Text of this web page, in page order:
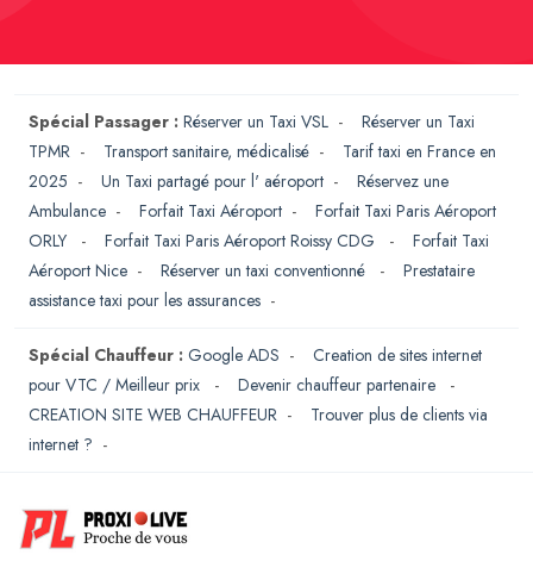
Spécial Passager : Réserver un Taxi VSL - Réserver un Taxi
TPMR - Transport sanitaire, médicalisé - Tarif taxi en France en
2025 - Un Taxi partagé pour l' aéroport - Réservez une
Ambulance - Forfait Taxi Aéroport - Forfait Taxi Paris Aéroport
ORLY
- Forfait Taxi Paris Aéroport Roissy CDG - Forfait Taxi
Aéroport Nice - Réserver un taxi conventionné - Prestataire
assistance taxi pour les assurances -
Spécial Chauffeur : Google ADS - Creation de sites internet
pour VTC / Meilleur prix
- Devenir chauffeur partenaire
-
CREATION SITE WEB CHAUFFEUR - Trouver plus de clients via
internet ? -